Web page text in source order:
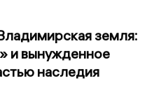
земля:
и вынужденное
наследия